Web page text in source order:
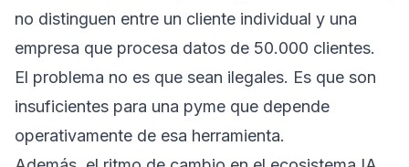
no distinguen entre un cliente individual y una
empresa que procesa datos de 50.000 clientes.
El problema no es que sean ilegales. Es que son
insuficientes para una pyme que depende
operativamente de esa herramienta.